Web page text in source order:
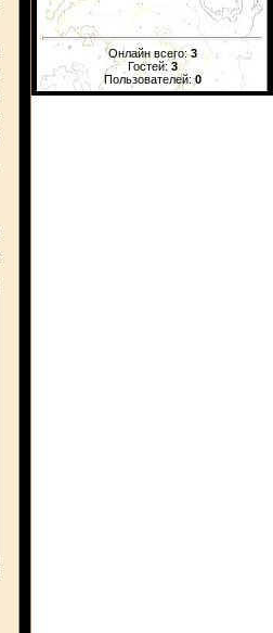
Онлайн всего:3
Гостей: 3
Пользователей: 0